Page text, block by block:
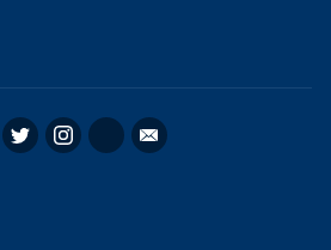
Facebook Twitter Instagram RSS